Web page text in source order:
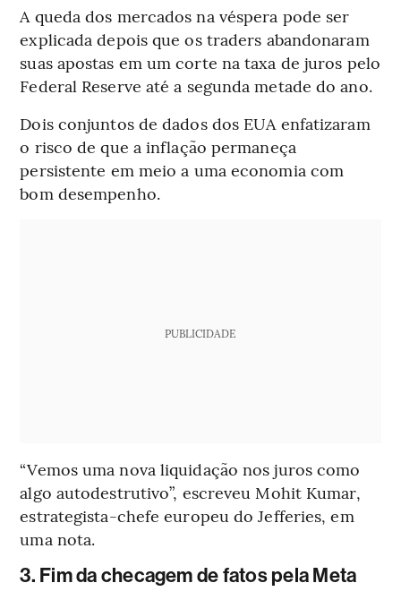
A queda dos mercados na véspera pode ser
explicada depois que os traders abandonaram
suas apostas em um corte na taxa de juros pelo
Federal Reserve até a segunda metade do ano.
Dois conjuntos de dados dos EUA enfatizaram
o risco de que a inflação permaneça
persistente em meio a uma economia com
bom desempenho.
PUBLICIDADE
“Vemos uma nova liquidação nos juros como
algo autodestrutivo”, escreveu Mohit Kumar,
estrategista-chefe europeu do Jefferies, em
uma nota.
3. Fim da checagem de fatos pela Meta